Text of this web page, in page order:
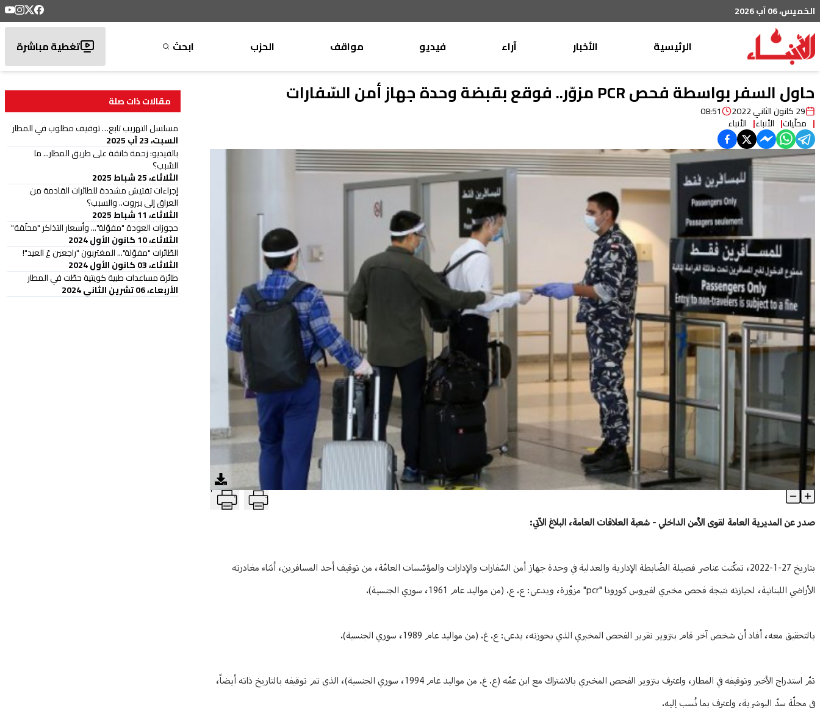
الخميس، 06 آب 2026
الرئيسية
الأخبار
محليات
خاص
رياضة
من لبنان
ثقافة ومجتمع
منوعات
آراء
موقف
الأنباء
منبر
مختارات
صحافة
أجنبية
القرّاء
فيديو مواقف
وليد جنبلاط
تيمور جنبلاط
الحزب ابحث تغطية مباشرة
حاول السفر بواسطة فحص PCR مزوّر.. فوقع بقبضة وحدة جهاز أمن السّفارات
29 كانون الثاني 2022 08:51
محلّيات الأنباء الأنباء
حاول السفر بواسطة فحص PCR مزوّر.. فوقع بقبضة وحدة جهاز أمن السّفارات T
Article Content
صدر عن المديرية العامة لقوى الأمن الداخلي - شعبة العلاقات العامة، البلاغ الآتي:
بتاريخ 27-1-2022، تمكّنت عناصر فصيلة الضّابطة الإدارية والعدلية في وحدة جهاز أمن السّفارات والإدارات والمؤسّسات العامّة، من توقيف أحد المسافرين، أثناء مغادرته
الأراضي اللبنانية، لحيازته نتيجة فحص مخبري لفيروس كورونا "pcr" مزوّرة، ويدعى: ع. ع. (من مواليد عام 1961، سوري الجنسية).
بالتحقيق معه، أفاد أن شخص آخر قام بتزوير تقرير الفحص المخبري الذي بحوزته، يدعى: ع. غ. (من مواليد عام 1989، سوري الجنسية).
تمّ استدراج الأخير وتوقيفه في المطار، واعترف بتزوير الفحص المخبري بالاشتراك مع ابن عمّه (ع. غ. من مواليد عام 1994، سوري الجنسية)، الذي تم توقيفه بالتاريخ ذاته أيضاً،
في محلّة سدّ البوشرية، واعترف بما نُسب إليه.
مقالات ذات صلة
مسلسل التهريب تابع… توقيف مطلوب في المطار
السبت، 23 آب 2025
بالفيديو: زحمة خانقة على طريق المطار... ما
السّبب؟
الثلاثاء، 25 شباط 2025
إجراءات تفتيش مشددة للطائرات القادمة من
العراق إلى بيروت.. والسبب؟
الثلاثاء، 11 شباط 2025
حجوزات العودة "مفوّلة"... وأسعار التذاكر "محلّقة"
الثلاثاء، 10 كانون الأول 2024
الطّائرات "مفوّلة"... المغتربون "راجعين عَ العيد"!
الثلاثاء، 03 كانون الأول 2024
طائرة مساعدات طبية كويتية حطّت في المطار
الأربعاء، 06 تشرين الثاني 2024